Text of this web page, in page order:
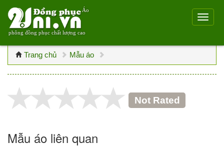
Áo
phông đồng phục chất lượng cao
Trang chủ Mẫu áo
Not Rated
Mẫu áo liên quan